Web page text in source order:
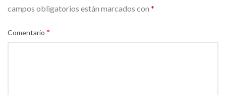
campos obligatorios están marcados con *
Comentario *